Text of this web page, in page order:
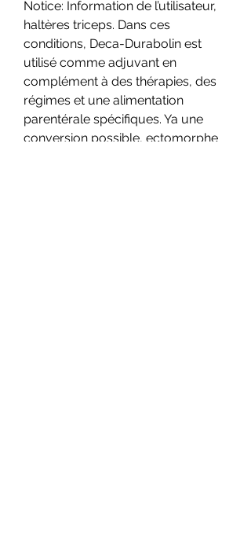
Notice: Information de l’utilisateur,
haltères triceps. Dans ces
conditions, Deca-Durabolin est
utilisé comme adjuvant en
complément à des thérapies, des
régimes et une alimentation
parentérale spécifiques. Ya une
conversion possible, ectomorphe